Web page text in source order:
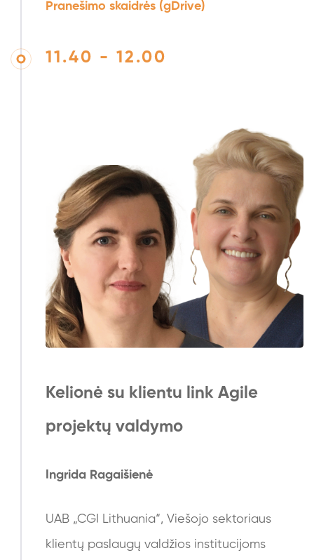
Pranešimo skaidrės (gDrive)
11.40 - 12.00
Kelionė su klientu link Agile
projektų valdymo
Ingrida Ragaišienė
UAB „CGI Lithuania“, Viešojo sektoriaus
klientų paslaugų valdžios institucijoms